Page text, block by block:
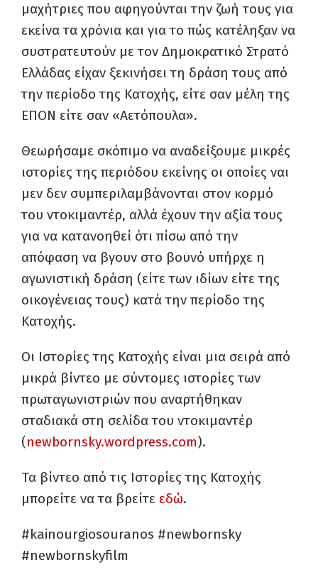
μαχήτριες που αφηγούνται την ζωή τους για
εκείνα τα χρόνια και για το πώς κατέληξαν να
συστρατευτούν με τον Δημοκρατικό Στρατό
Ελλάδας είχαν ξεκινήσει τη δράση τους από
την περίοδο της Κατοχής, είτε σαν μέλη της
ΕΠΟΝ είτε σαν «Αετόπουλα».
Θεωρήσαμε σκόπιμο να αναδείξουμε μικρές
ιστορίες της περιόδου εκείνης οι οποίες ναι
μεν δεν συμπεριλαμβάνονται στον κορμό
του ντοκιμαντέρ, αλλά έχουν την αξία τους
για να κατανοηθεί ότι πίσω από την
απόφαση να βγουν στο βουνό υπήρχε η
αγωνιστική δράση (είτε των ιδίων είτε της
οικογένειας τους) κατά την περίοδο της
Κατοχής.
Οι Ιστορίες της Κατοχής είναι μια σειρά από
μικρά βίντεο με σύντομες ιστορίες των
πρωταγωνιστριών που αναρτήθηκαν
σταδιακά στη σελίδα του ντοκιμαντέρ
(newbornsky.wordpress.com).
Τα βίντεο από τις Ιστορίες της Κατοχής
μπορείτε να τα βρείτε εδώ.
#kainourgiosouranos #newbornsky
#newbornskyfilm